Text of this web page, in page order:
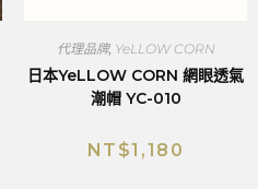
代理品牌, YeLLOW CORN
日本YeLLOW CORN 網眼透氣
潮帽 YC-010
NT$1,180